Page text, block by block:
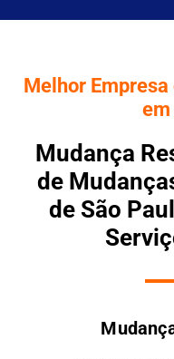
Melhor
em
Mudança
de
de São